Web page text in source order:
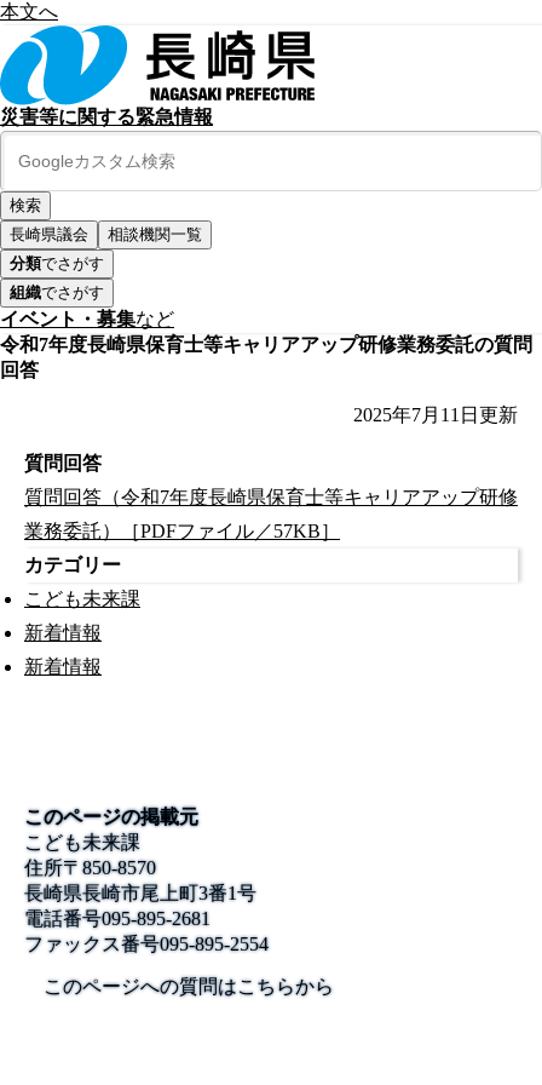
本文へ
災害等に関する緊急情報
長崎県議会
相談機関一覧
分類でさがす
組織でさがす
イベント・募集など
令和7年度長崎県保育士等キャリアアップ研修業務委託の質問
回答
2025年7月11日 更新
質問回答
質問回答（令和7年度長崎県保育士等キャリアアップ研修
業務委託）［PDFファイル／57KB］
カテゴリー
こども未来課
新着情報
新着情報
このページの掲載元
こども未来課
住所〒850-8570
長崎県長崎市尾上町3番1号
電話番号095-895-2681
ファックス番号095-895-2554
このページへの質問はこちらから